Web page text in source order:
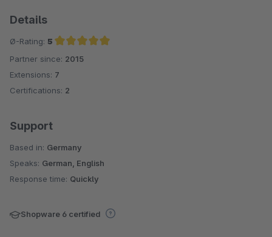
Details
Ø-Rating: 5
Average rating of 5 out of 5 stars
Partner since: 2015
Extensions: 7
Certifications: 2
Support
Based in: Germany
Speaks: German, English
Response time: Quickly
Shopware 6 certified